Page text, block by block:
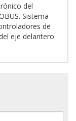
del
Sistema
de
eje delantero.